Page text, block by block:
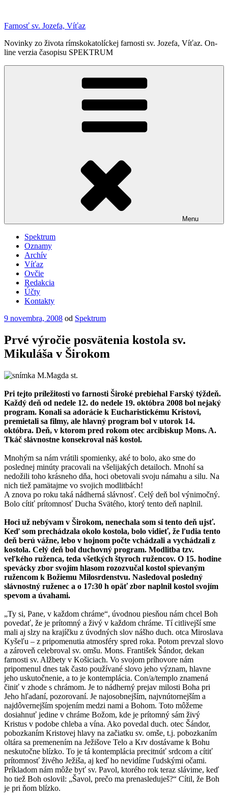
obsah
Farnosť sv. Jozefa, Víťaz
Novinky zo života rímskokatolíckej farnosti sv. Jozefa, Víťaz. On-
line verzia časopisu SPEKTRUM
Menu
Spektrum
Oznamy
Archív
Víťaz
Ovčie
Redakcia
Účty
Kontakty
Publikované
9 novembra, 2008 od Spektrum
Prvé výročie posvätenia kostola sv.
Mikuláša v Širokom
Pri tejto príležitosti vo farnosti Široké prebiehal Farský týždeň.
Každý deň od nedele 12. do nedele 19. októbra 2008 bol nejaký
program. Konali sa adorácie k Eucharistickému Kristovi,
premietali sa filmy, ale hlavný program bol v utorok 14.
októbra. Deň, v ktorom pred rokom otec arcibiskup Mons. A.
Tkáč slávnostne konsekroval náš kostol.
Mnohým sa nám vrátili spomienky, aké to bolo, ako sme do
poslednej minúty pracovali na všelijakých detailoch. Mnohí sa
nedožili toho krásneho dňa, hoci obetovali svoju námahu a silu. Na
nich tiež pamätajme vo svojich modlitbách!
A znova po roku taká nádherná slávnosť. Celý deň bol výnimočný.
Bolo cítiť prítomnosť Ducha Svätého, ktorý tento deň naplnil.
Hoci už nebývam v Širokom, nenechala som si tento deň ujsť.
Keď som prechádzala okolo kostola, bolo vidieť, že ľudia tento
deň berú vážne, lebo v hojnom počte vchádzali a vychádzali z
kostola. Celý deň bol duchovný program. Modlitba tzv.
veľkého ruženca, teda všetkých štyroch ružencov. O 15. hodine
spevácky zbor svojím hlasom rozozvučal kostol spievaným
ružencom k Božiemu Milosrdenstvu. Nasledoval posledný
slávnostný ruženec a o 17:30 h opäť zbor naplnil kostol svojím
spevom a úvahami.
„Ty si, Pane, v každom chráme“, úvodnou piesňou nám chcel Boh
povedať, že je prítomný a živý v každom chráme. Tí citlivejší sme
mali aj slzy na krajíčku z úvodných slov nášho duch. otca Miroslava
Kyšeľu – z pripomenutia atmosféry spred roka. Potom prevzal slovo
a zároveň celebroval sv. omšu. Mons. František Šándor, dekan
farnosti sv. Alžbety v Košiciach. Vo svojom príhovore nám
pripomenul dnes tak často používané slovo jeho význam, hlavne
jeho uskutočnenie, a to je kontemplácia. Con/a/templo znamená
činiť v zhode s chrámom. Je to nádherný prejav milosti Boha pri
Jeho hľadaní, pozorovaní. Je najosobnejším, najvnútornejším a
najdôvernejším spojením medzi nami a Bohom. Toto môžeme
dosiahnuť jedine v chráme Božom, kde je prítomný sám živý
Kristus v podobe chleba a vína. Ako povedal duch. otec Šándor,
pobozkaním Kristovej hlavy na začiatku sv. omše, t.j. pobozkaním
oltára sa premenením na Ježišove Telo a Krv dostávame k Bohu
neskutočne blízko. To je tá kontemplácia precitnúť srdcom a cítiť
prítomnosť živého Ježiša, aj keď ho nevidíme ľudskými očami.
Príkladom nám môže byť sv. Pavol, ktorého rok teraz slávime, keď
ho tiež Boh oslovil: „Šavol, prečo ma prenasleduješ?“ Cítil, že Boh
je pri ňom blízko.